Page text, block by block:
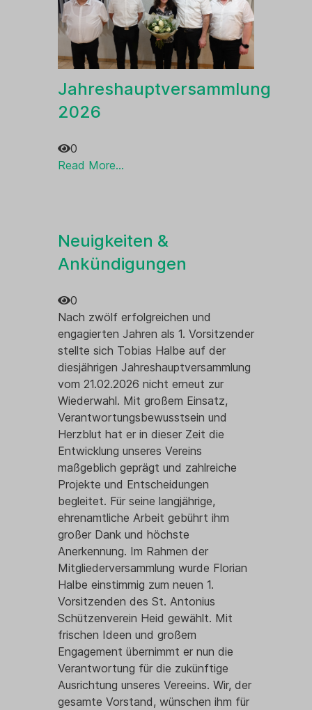
Major
Jahreshauptversammlung
2026
0
Read More...
Neuigkeiten &
Ankündigungen
0
Nach zwölf erfolgreichen und
engagierten Jahren als 1. Vorsitzender
stellte sich Tobias Halbe auf der
diesjährigen Jahreshauptversammlung
vom 21.02.2026 nicht erneut zur
Wiederwahl. Mit großem Einsatz,
Verantwortungsbewusstsein und
Herzblut hat er in dieser Zeit die
Entwicklung unseres Vereins
maßgeblich geprägt und zahlreiche
Projekte und Entscheidungen
begleitet. Für seine langjährige,
ehrenamtliche Arbeit gebührt ihm
großer Dank und höchste
Anerkennung. Im Rahmen der
Mitgliederversammlung wurde Florian
Halbe einstimmig zum neuen 1.
Vorsitzenden des St. Antonius
Schützenverein Heid gewählt. Mit
frischen Ideen und großem
Engagement übernimmt er nun die
Verantwortung für die zukünftige
Ausrichtung unseres Vereeins. Wir, der
gesamte Vorstand, wünschen ihm für